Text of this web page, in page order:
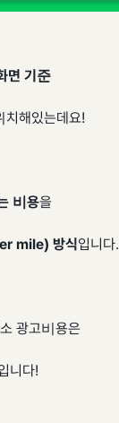
면 기준
치해있는데요!
비용을
mile) 방식입니다.
광고비용은
니다!